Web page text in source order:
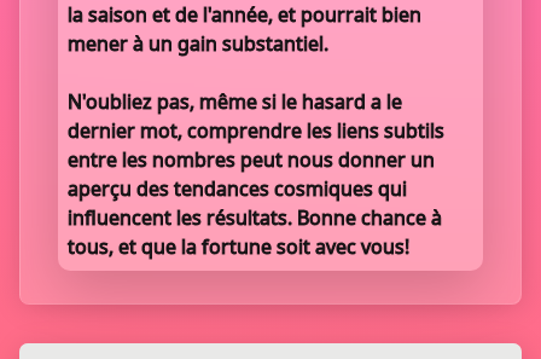
la saison et de l'année, et pourrait bien
mener à un gain substantiel.
N'oubliez pas, même si le hasard a le
dernier mot, comprendre les liens subtils
entre les nombres peut nous donner un
aperçu des tendances cosmiques qui
influencent les résultats. Bonne chance à
tous, et que la fortune soit avec vous!